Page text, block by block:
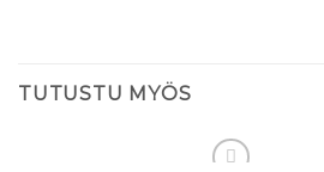
TUTUSTU MYÖS